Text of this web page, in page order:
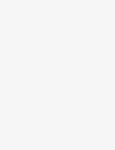
Zukunft